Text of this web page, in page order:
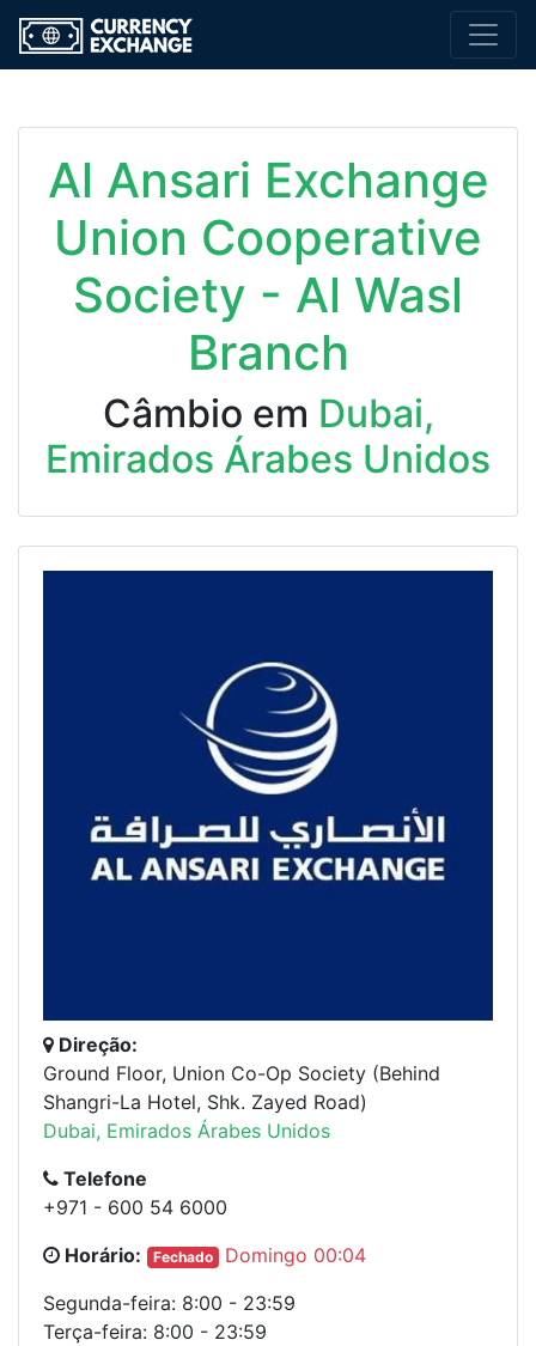
Al Ansari Exchange
Union Cooperative
Society - Al Wasl
Branch
Câmbio em Dubai,
Emirados Árabes Unidos
Direção:
Ground Floor, Union Co-Op Society (Behind
Shangri-La Hotel, Shk. Zayed Road)
Dubai, Emirados Árabes Unidos
Telefone
+971 - 600 54 6000
Horário:
Fechado
Domingo 00:04
Segunda-feira: 8:00 - 23:59
Terça-feira: 8:00 - 23:59